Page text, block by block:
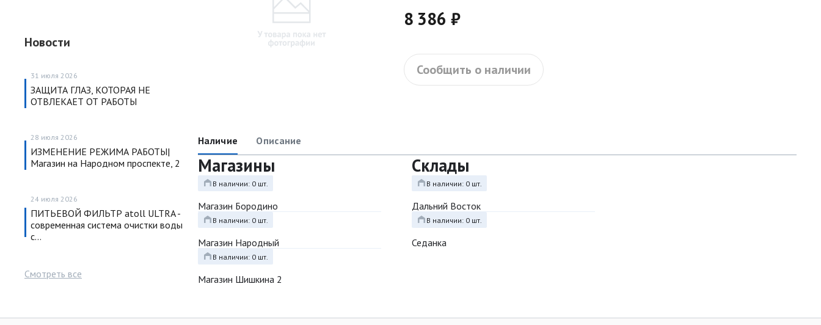
Новости
31 июля 2026
ЗАЩИТА ГЛАЗ, КОТОРАЯ НЕ
ОТВЛЕКАЕТ ОТ РАБОТЫ
28 июля 2026
ИЗМЕНЕНИЕ РЕЖИМА РАБОТЫ|
Магазин на Народном проспекте, 2
24 июля 2026
ПИТЬЕВОЙ ФИЛЬТР atoll ULTRA -
современная система очистки воды
с…
Смотреть все
8 386 ₽
Сообщить о наличии
Наличие Описание
Магазины
В наличии: 0 шт.
Магазин Бородино
В наличии: 0 шт.
Магазин Народный
В наличии: 0 шт.
Магазин Шишкина 2
Склады
В наличии: 0 шт.
Дальний Восток
В наличии: 0 шт.
Седанка